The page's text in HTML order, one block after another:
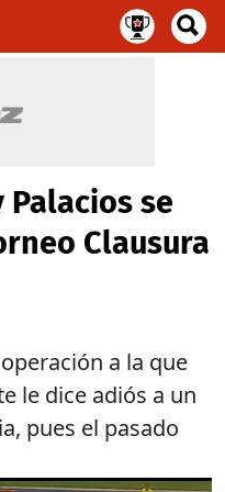
Palacios se
Clausura
a la que
le dice adiós a un
pues el pasado